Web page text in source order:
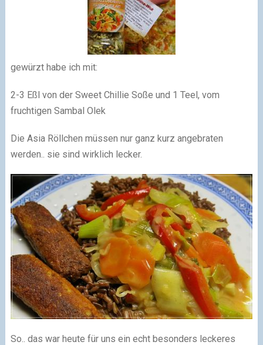
gewürzt habe ich mit:
2-3 Eßl von der Sweet Chillie Soße und 1 Teel, vom
fruchtigen Sambal Olek
Die Asia Röllchen müssen nur ganz kurz angebraten
werden.. sie sind wirklich lecker.
So.. das war heute für uns ein echt besonders leckeres